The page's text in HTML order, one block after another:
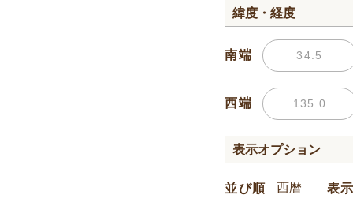
緯度・経度
南端
西端
表示オプション
並び順 表